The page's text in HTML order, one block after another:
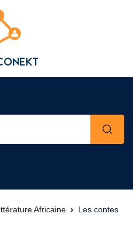
Africaine
Les contes